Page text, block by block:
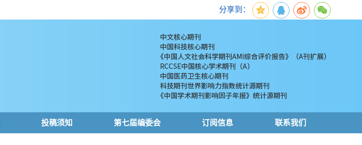
分享到：
投稿须知 第七届编委会 订阅信息 联系我们